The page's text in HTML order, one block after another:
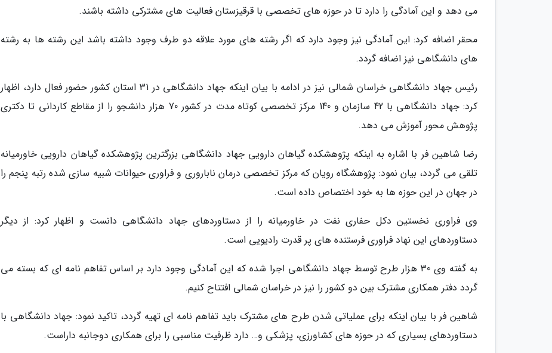
می دهد و این آمادگی را دارد تا در حوزه های تخصصی با قرقیزستان فعالیت های مشترکی داشته باشند.
محقر اضافه کرد: این آمادگی نیز وجود دارد که اگر رشته های مورد علاقه دو طرف وجود داشته باشد این رشته ها به رشته
های دانشگاهی نیز اضافه گردد.
رئیس جهاد دانشگاهی خراسان شمالی نیز در ادامه با بیان اینکه جهاد دانشگاهی در 31 استان کشور حضور فعال دارد، اظهار
کرد: جهاد دانشگاهی با 42 سازمان و 140 مرکز تخصصی کوتاه مدت در کشور 70 هزار دانشجو را از مقاطع کاردانی تا دکتری
پژوهش محور آموزش می دهد.
رضا شاهین فر با اشاره به اینکه پژوهشکده گیاهان دارویی جهاد دانشگاهی بزرگترین پژوهشکده گیاهان دارویی خاورمیانه
تلقی می گردد، بیان نمود: پژوهشگاه رویان که مرکز تخصصی درمان ناباروری و فراوری حیوانات شبیه سازی شده رتبه پنجم را
در جهان در این حوزه ها به خود اختصاص داده است.
وی فراوری نخستین دکل حفاری نفت در خاورمیانه را از دستاوردهای جهاد دانشگاهی دانست و اظهار کرد: از دیگر
دستاوردهای این نهاد فراوری فرستنده های پر قدرت رادیویی است.
به گفته وی 30 هزار طرح توسط جهاد دانشگاهی اجرا شده که این آمادگی وجود دارد بر اساس تفاهم نامه ای که بسته می
گردد دفتر همکاری مشترک بین دو کشور را نیز در خراسان شمالی افتتاح کنیم.
شاهین فر با بیان اینکه برای عملیاتی شدن طرح های مشترک باید تفاهم نامه ای تهیه گردد، تاکید نمود: جهاد دانشگاهی با
دستاوردهای بسیاری که در حوزه های کشاورزی، پزشکی و… دارد ظرفیت مناسبی را برای همکاری دوجانبه داراست.